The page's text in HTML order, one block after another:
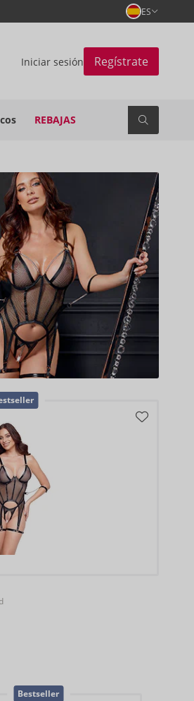
ES
Iniciar sesión Regístrate
REBAJAS
Bestseller